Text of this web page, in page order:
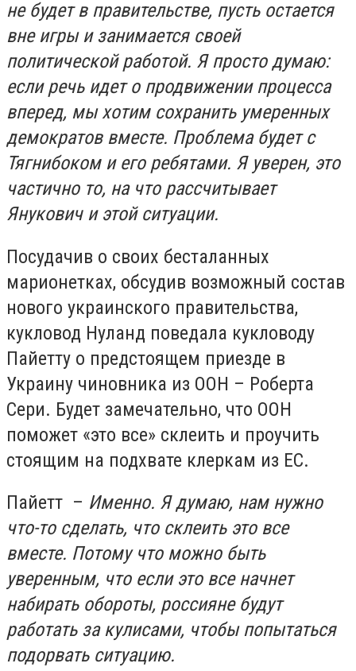
не будет в правительстве, пусть остается
вне игры и занимается своей
политической работой. Я просто думаю:
если речь идет о продвижении процесса
вперед, мы хотим сохранить умеренных
демократов вместе. Проблема будет с
Тягнибоком и его ребятами. Я уверен, это
частично то, на что рассчитывает
Янукович и этой ситуации.
Посудачив о своих бесталанных
марионетках, обсудив возможный состав
нового украинского правительства,
кукловод Нуланд поведала кукловоду
Пайетту о предстоящем приезде в
Украину чиновника из ООН – Роберта
Сери. Будет замечательно, что ООН
поможет «это все» склеить и проучить
стоящим на подхвате клеркам из ЕС.
Пайетт – Именно. Я думаю, нам нужно
что-то сделать, что склеить это все
вместе. Потому что можно быть
уверенным, что если это все начнет
набирать обороты, россияне будут
работать за кулисами, чтобы попытаться
подорвать ситуацию.